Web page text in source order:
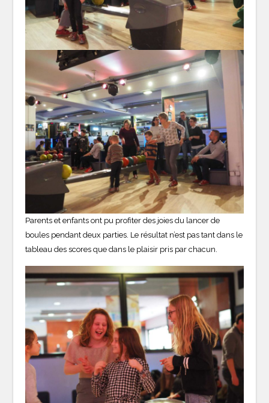
Parents et enfants ont pu profiter des joies du lancer de
boules pendant deux parties. Le résultat n’est pas tant dans le
tableau des scores que dans le plaisir pris par chacun.